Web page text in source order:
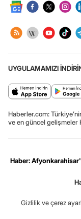
UYGULAMAMIZI
Haberler.com:
ve en güncel gelişmeler
Haber:
Gizlilik ve çerez